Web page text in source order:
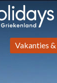
Vakanties